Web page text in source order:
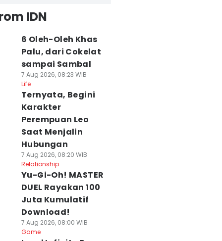
IDN
6 Oleh-Oleh Khas
Palu, dari Cokelat
sampai Sambal
7 Aug 2026, 08:23 WIB
Life
Ternyata, Begini
Karakter
Perempuan Leo
Saat Menjalin
Hubungan
7 Aug 2026, 08:20 WIB
Relationship
Yu-Gi-Oh! MASTER
DUEL Rayakan 100
Juta Kumulatif
Download!
7 Aug 2026, 08:00 WIB
Game